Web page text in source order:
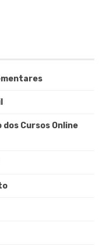
Cursos Online